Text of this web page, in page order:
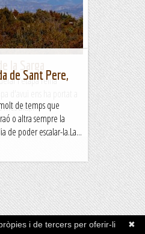
l'etapa reina
d'avui ens ha portat a
més alts,...
de Sant Pere,
de temps que
o altra sempre la
de poder escalar-la.La...
✖
i de tercers per oferir-li